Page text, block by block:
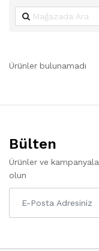
Ürünler bulunamadı
Bülten
Ürünler ve
olun